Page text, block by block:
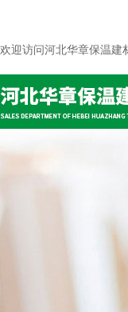
欢迎访问河北华章保温建